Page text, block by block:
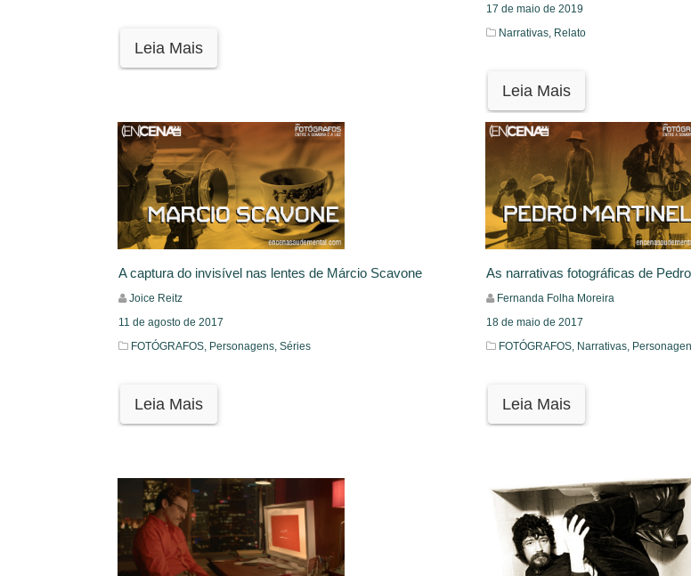
Leia Mais
17 de maio de 2019
Narrativas, Relato
Leia Mais
A captura do invisível nas lentes de Márcio Scavone
Joice Reitz
11 de agosto de 2017
FOTÓGRAFOS, Personagens, Séries
Leia Mais
As narrativas fotográficas de
Fernanda Folha Moreira
18 de maio de 2017
FOTÓGRAFOS, Narrativas,
Leia Mais